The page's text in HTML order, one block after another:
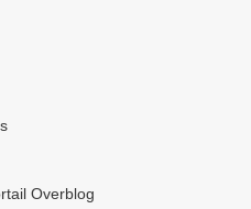
Overblog